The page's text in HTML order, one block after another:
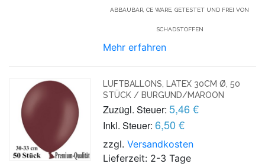
ABBAUBAR, CE WARE, GETESTET UND FREI VON
SCHADSTOFFEN
Mehr erfahren
LUFTBALLONS, LATEX 30CM Ø, 50
STÜCK / BURGUND/MAROON
Zuzügl. Steuer: 5,46 €
Inkl. Steuer: 6,50 €
zzgl.Versandkosten
Lieferzeit: 2-3 Tage